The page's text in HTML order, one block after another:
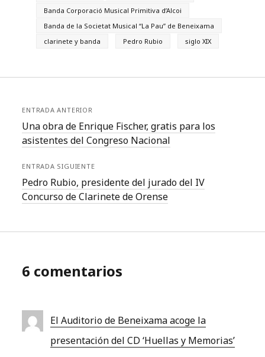
Banda Corporació Musical Primitiva d’Alcoi
Banda de la Societat Musical “La Pau” de Beneixama
clarinete y banda
Pedro Rubio siglo XIX
ENTRADA ANTERIOR
Una obra de Enrique Fischer, gratis para los
asistentes del Congreso Nacional
ENTRADA SIGUIENTE
Pedro Rubio, presidente del jurado del IV
Concurso de Clarinete de Orense
6 comentarios
El Auditorio de Beneixama acoge la
presentación del CD ‘Huellas y Memorias’